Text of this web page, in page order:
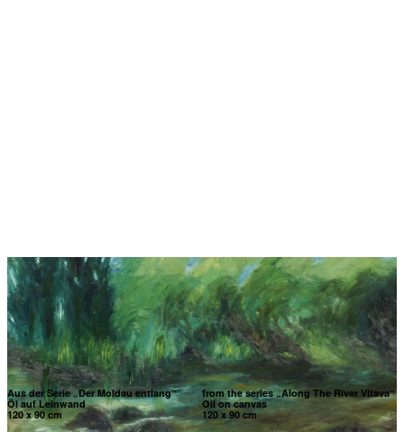
Aus der Serie „Der Moldau entlang“
Öl auf Leinwand
120 x 90 cm
from the series „Along The River Vltava“
Oil on canvas
120 x 90 cm